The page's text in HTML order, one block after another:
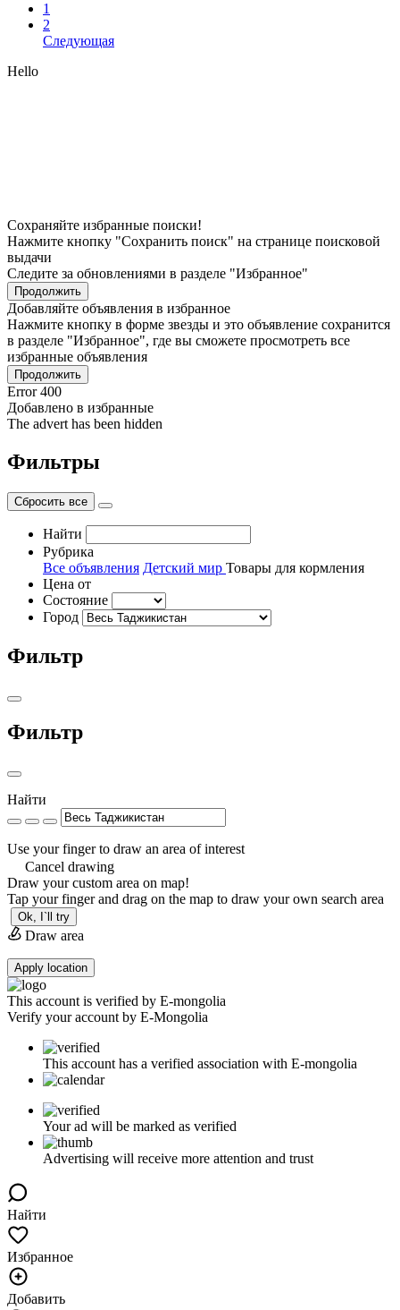
1
2
Следующая
Hello
Сохраняйте избранные поиски!
Нажмите кнопку "Сохранить поиск" на странице поисковой
выдачи
Следите за обновлениями в разделе "Избранное"
Продолжить
Добавляйте объявления в избранное
Нажмите кнопку в форме звезды и это объявление сохранится
в разделе "Избранное", где вы сможете просмотреть все
избранные объявления
Продолжить
Error 400
Добавлено в избранные
The advert has been hidden
Фильтры
Сбросить все
Найти
Рубрика
Все объявления Детский мир Товары для кормления
Цена от
Состояние
Город
Фильтр
Фильтр
Найти
Use your finger to draw an area of interest
Cancel drawing
Draw your custom area on map!
Tap your finger and drag on the map to draw your own search area
Ok, I`ll try
Draw area
Apply location
This account is verified by E-mongolia
Verify your account by E-Mongolia
This account has a verified association with E-mongolia
Your ad will be marked as verified
Advertising will receive more attention and trust
Найти
Избранное
Добавить